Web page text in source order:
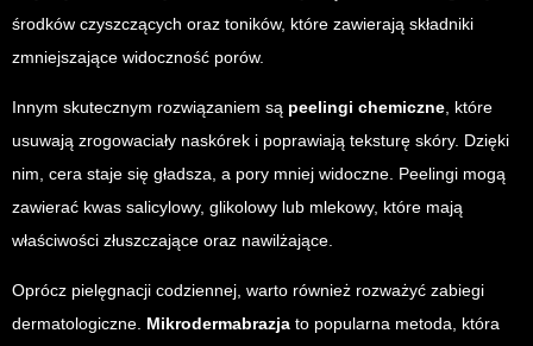
środków czyszczących oraz toników, które zawierają składniki
zmniejszające widoczność porów.
Innym skutecznym rozwiązaniem są peelingi chemiczne , które
usuwają zrogowaciały naskórek i poprawiają teksturę skóry. Dzięki
nim, cera staje się gładsza, a pory mniej widoczne. Peelingi mogą
zawierać kwas salicylowy, glikolowy lub mlekowy, które mają
właściwości złuszczające oraz nawilżające.
Oprócz pielęgnacji codziennej, warto również rozważyć zabiegi
dermatologiczne. Mikrodermabrazja to popularna metoda, która